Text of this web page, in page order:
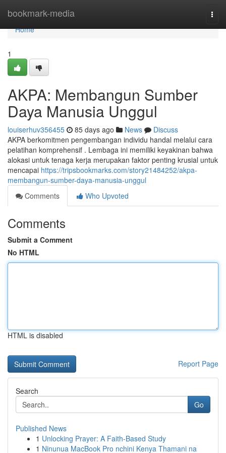
bookmark-media
Home
Home
1
AKPA: Membangun Sumber
Daya Manusia Unggul
louiserhuv356455 85 days ago News
Discuss
AKPA berkomitmen pengembangan individu handal melalui cara
pelatihan komprehensif . Lembaga ini memiliki keyakinan bahwa
alokasi untuk tenaga kerja merupakan faktor penting krusial untuk
mencapai https://tripsbookmarks.com/story21484252/akpa-
membangun-sumber-daya-manusia-unggul
Comments
Who Upvoted
Comments
Submit a Comment
No HTML
HTML is disabled
Report Page
Search
Go
Published News
1 Unlocking Prayer: A Faith-Based Study
1 Ninunua MacBook Pro nchini Kenya Thamani na